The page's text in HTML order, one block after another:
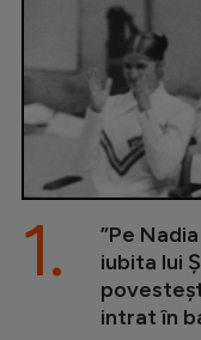
”Pe
iubita lui
intrat în
1.